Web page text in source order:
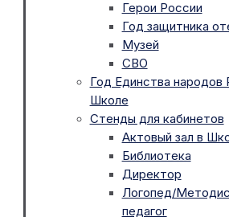
Герои России
Год защитника
Музей
СВО
Год Единства народов
Школе
Стенды для кабинетов
Актовый зал в
Библиотека
Директор
Логопед/
педагог